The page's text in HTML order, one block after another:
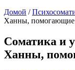
Домой /
Ханны, помогающие
Соматика и
Ханны,